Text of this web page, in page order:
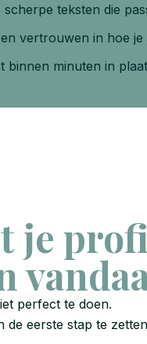
scherpe teksten die
vertrouwen in hoe
binnen minuten in
je
perfect te doen.
de eerste stap te